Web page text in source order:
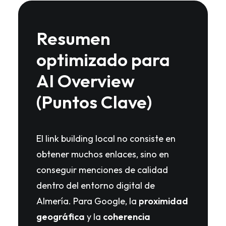
Resumen
optimizado para
AI Overview
(Puntos Clave)
El link building local no consiste en
obtener muchos enlaces, sino en
conseguir menciones de calidad
dentro del entorno digital de
Almería. Para Google, la proximidad
geográfica y la coherencia